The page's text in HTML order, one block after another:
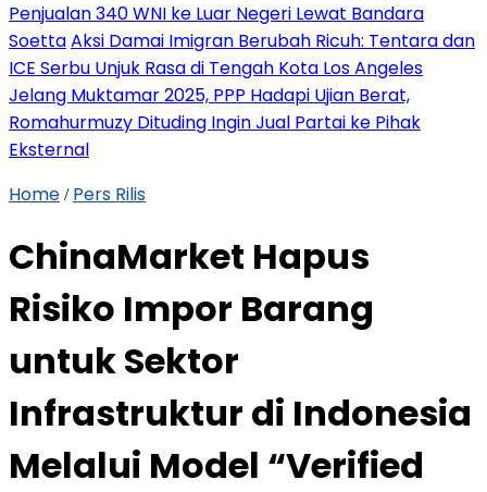
Penjualan 340 WNI ke Luar Negeri Lewat Bandara
SoettaAksi Damai Imigran Berubah Ricuh: Tentara dan
ICE Serbu Unjuk Rasa di Tengah Kota Los Angeles
Jelang Muktamar 2025, PPP Hadapi Ujian Berat,
Romahurmuzy Dituding Ingin Jual Partai ke Pihak
Eksternal
Home / Pers Rilis
ChinaMarket Hapus
Risiko Impor Barang
untuk Sektor
Infrastruktur di Indonesia
Melalui Model “Verified